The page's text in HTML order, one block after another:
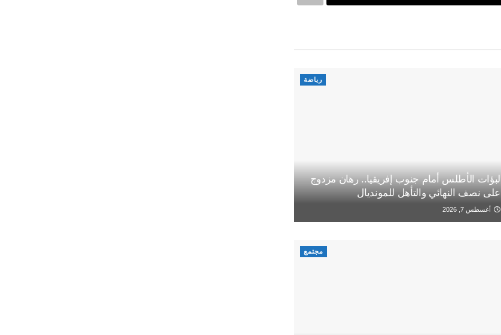
رياضة
لبؤات الأطلس أمام جنوب إفريقيا.. رهان مزدوج
على نصف النهائي والتأهل للمونديال
أغسطس 7, 2026
مجتمع